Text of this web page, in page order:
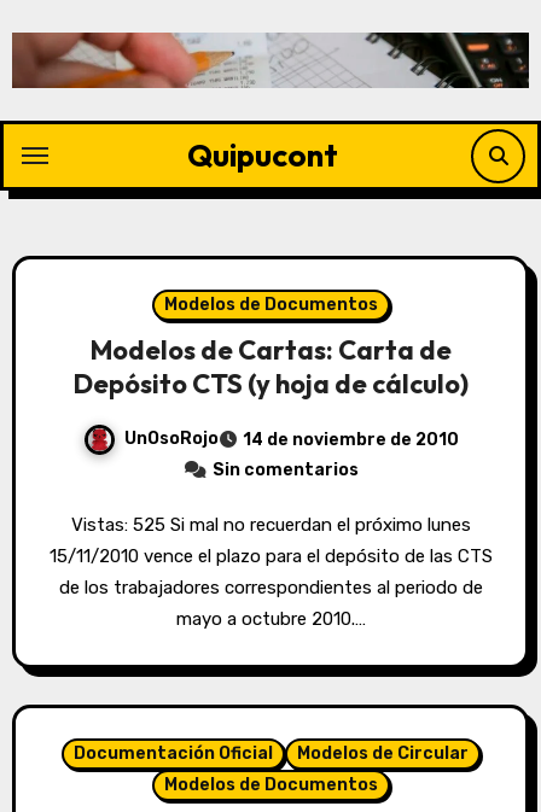
Quipucont
Modelos de Documentos
Modelos de Cartas: Carta de
Depósito CTS (y hoja de cálculo)
UnOsoRojo
14 de noviembre de 2010
Sin comentarios
Vistas: 525 Si mal no recuerdan el próximo lunes
15/11/2010 vence el plazo para el depósito de las CTS
de los trabajadores correspondientes al periodo de
mayo a octubre 2010.…
Documentación Oficial
Modelos de Circular
Modelos de Documentos